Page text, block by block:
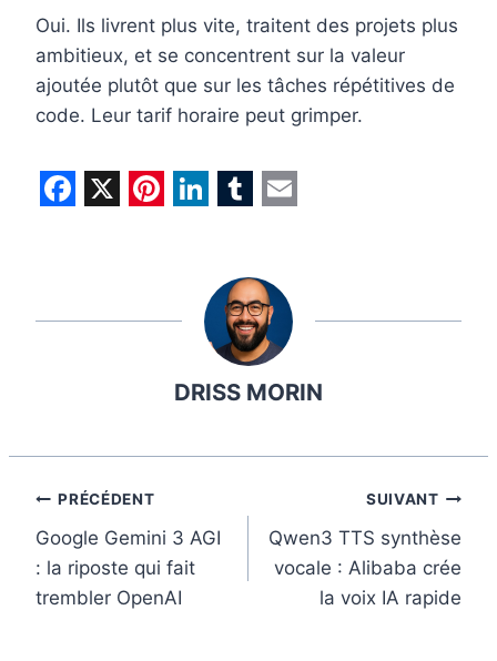
Oui. Ils livrent plus vite, traitent des projets plus
ambitieux, et se concentrent sur la valeur
ajoutée plutôt que sur les tâches répétitives de
code. Leur tarif horaire peut grimper.
e
k
t
s
t
k
d
n
m
b
l
r
a
i
l
DRISS MORIN
Navigation
de
l’article
PRÉCÉDENT
Google Gemini 3 AGI
: la riposte qui fait
trembler OpenAI
SUIVANT
Qwen3 TTS synthèse
vocale : Alibaba crée
la voix IA rapide